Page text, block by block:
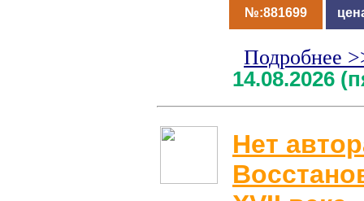
№:881699
Подробнее
14.08.2026
Нет